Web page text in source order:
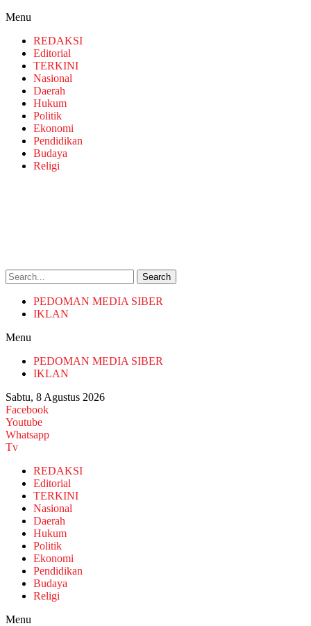
Menu
REDAKSI
Editorial
TERKINI
Nasional
Daerah
Hukum
Politik
Ekonomi
Pendidikan
Budaya
Religi
Search
PEDOMAN MEDIA SIBER
IKLAN
Menu
PEDOMAN MEDIA SIBER
IKLAN
Sabtu, 8 Agustus 2026
Facebook
Youtube
Whatsapp
Tv
REDAKSI
Editorial
TERKINI
Nasional
Daerah
Hukum
Politik
Ekonomi
Pendidikan
Budaya
Religi
Menu